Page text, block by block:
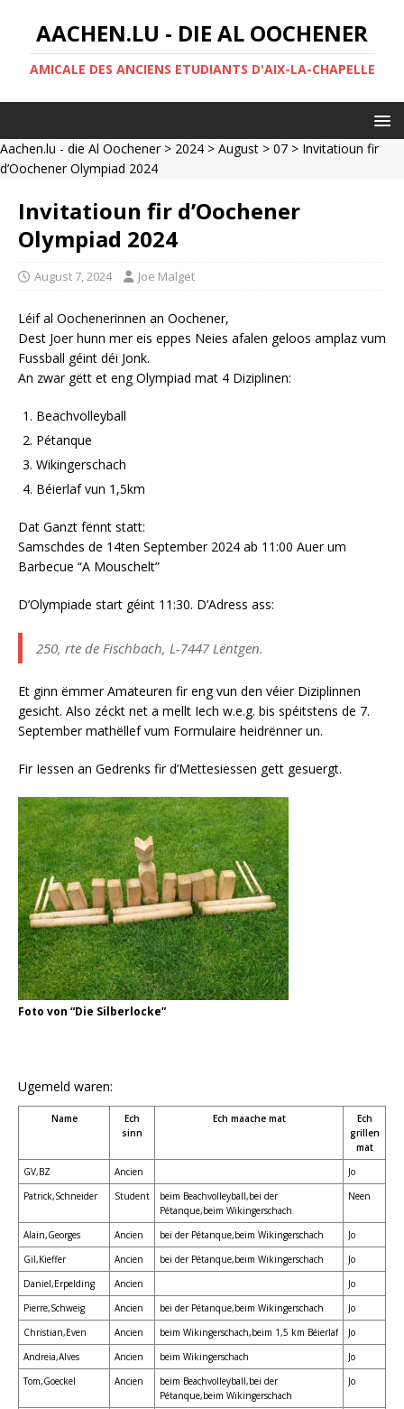
AACHEN.LU - DIE AL OOCHENER
AMICALE DES ANCIENS ETUDIANTS D'AIX-LA-CHAPELLE
Aachen.lu - die Al Oochener> 2024 > August > 07 > Invitatioun fir
d’Oochener Olympiad 2024
Invitatioun fir d’Oochener
Olympiad 2024
August 7, 2024 Joe Malget
Léif al Oochenerinnen an Oochener,
Dest Joer hunn mer eis eppes Neies afalen geloos amplaz vum
Fussball géint déi Jonk.
An zwar gëtt et eng Olympiad mat 4 Diziplinen:
Beachvolleyball
Pétanque
Wikingerschach
Béierlaf vun 1,5km
Dat Ganzt fënnt statt:
Samschdes de 14ten September 2024 ab 11:00 Auer um
Barbecue “A Mouschelt”
D’Olympiade start géint 11:30. D’Adress ass:
250, rte de Fischbach, L-7447 Lëntgen.
Et ginn ëmmer Amateuren fir eng vun den véier Diziplinnen
gesicht. Also zéckt net a mellt Iech w.e.g. bis spéitstens de 7.
September mathëllef vum Formulaire heidrënner un.
Fir Iessen an Gedrenks fir d’Mettesiessen gett gesuergt.
Foto von “Die Silberlocke”
Ugemeld waren:
Name
Ech
sinn
Ech maache mat
Ech
grillen
mat
GV,BZ
Ancien
Jo
Patrick,Schneider
Student
beim Beachvolleyball,bei der
Pétanque,beim Wikingerschach
Neen
Alain,Georges Ancien bei der Pétanque,beim Wikingerschach
Jo
Gil,Kieffer
Ancien bei der Pétanque,beim Wikingerschach
Jo
Daniel,Erpelding
Ancien
Jo
Pierre,Schweig
Ancien bei der Pétanque,beim Wikingerschach
Jo
Christian,Even
Ancien beim Wikingerschach,beim 1,5 km Béierlaf
Jo
Andreia,Alves
Ancien beim Wikingerschach
Jo
Tom,Goeckel
Ancien
beim Beachvolleyball,bei der
Pétanque,beim Wikingerschach
Jo